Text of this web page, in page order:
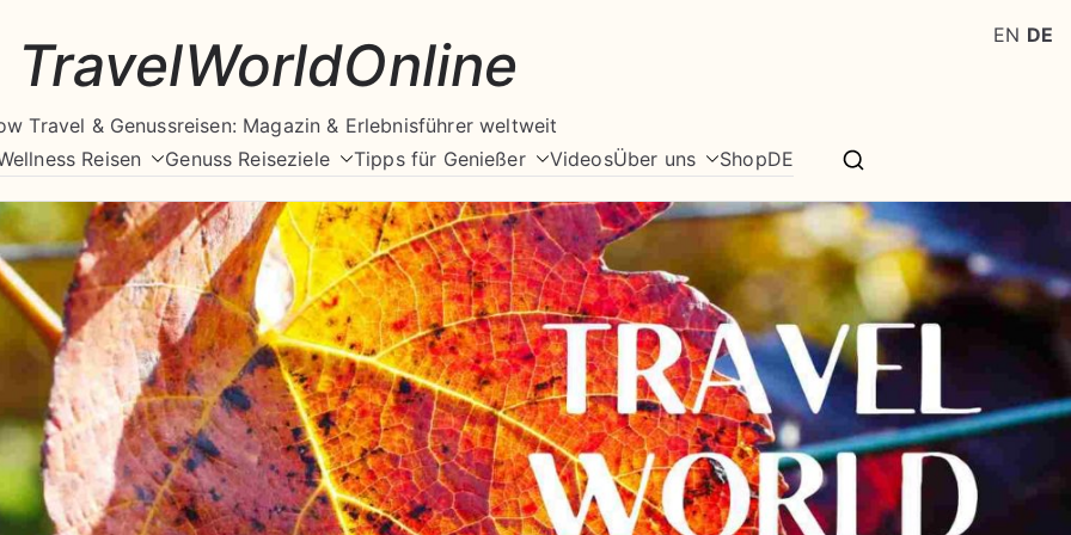
TravelWorldOnline
Travel & Genussreisen: Magazin & Erlebnisführer weltweit
Reisen Genuss Reiseziele Tipps für Genießer VideosÜber uns ShopDE
EN DE